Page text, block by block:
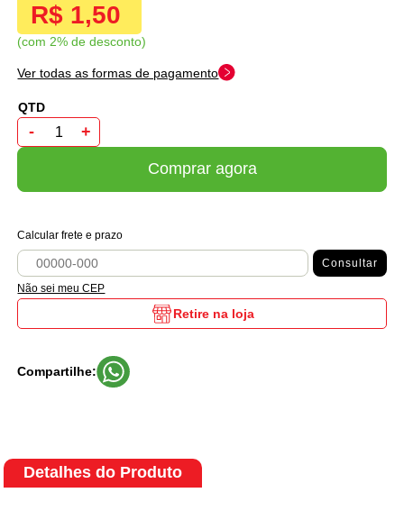
R$ 1,50
com 2% de desconto
Ver todas as formas de pagamento
- +
Comprar agora
Calcular frete e prazo
Consultar
Não sei meu CEP
Retire na loja
Compartilhe:
Detalhes do Produto